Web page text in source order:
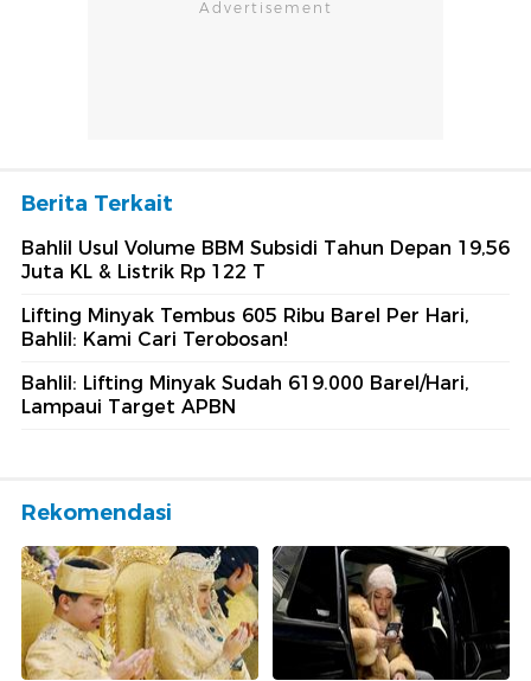
Berita Terkait
Bahlil Usul Volume BBM Subsidi Tahun Depan 19,56
Juta KL & Listrik Rp 122 T
Lifting Minyak Tembus 605 Ribu Barel Per Hari,
Bahlil: Kami Cari Terobosan!
Bahlil: Lifting Minyak Sudah 619.000 Barel/Hari,
Lampaui Target APBN
Rekomendasi